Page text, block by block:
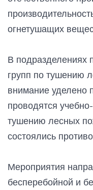
огнетушащих
В подразделениях
групп по тушению
внимание уделено
проводятся
тушению лесных
состоялись
Мероприятия
бесперебойной и